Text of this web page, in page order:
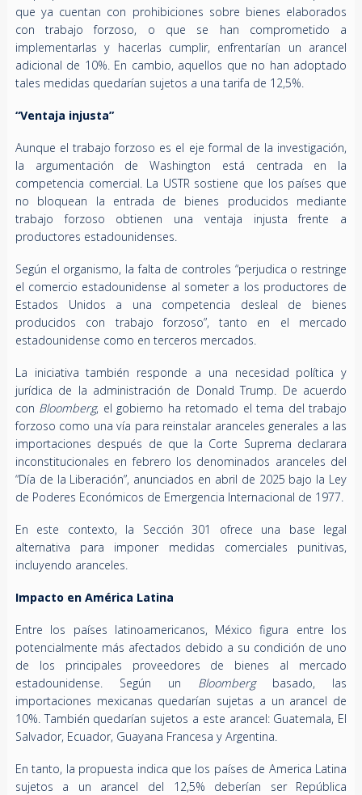
que ya cuentan con prohibiciones sobre bienes elaborados
con trabajo forzoso, o que se han comprometido a
implementarlas y hacerlas cumplir, enfrentarían un arancel
adicional de 10%. En cambio, aquellos que no han adoptado
tales medidas quedarían sujetos a una tarifa de 12,5%.
“Ventaja injusta”
Aunque el trabajo forzoso es el eje formal de la investigación,
la argumentación de Washington está centrada en la
competencia comercial. La USTR sostiene que los países que
no bloquean la entrada de bienes producidos mediante
trabajo forzoso obtienen una ventaja injusta frente a
productores estadounidenses.
Según el organismo, la falta de controles “perjudica o restringe
el comercio estadounidense al someter a los productores de
Estados Unidos a una competencia desleal de bienes
producidos con trabajo forzoso”, tanto en el mercado
estadounidense como en terceros mercados.
La iniciativa también responde a una necesidad política y
jurídica de la administración de Donald Trump. De acuerdo
con Bloomberg, el gobierno ha retomado el tema del trabajo
forzoso como una vía para reinstalar aranceles generales a las
importaciones después de que la Corte Suprema declarara
inconstitucionales en febrero los denominados aranceles del
“Día de la Liberación”, anunciados en abril de 2025 bajo la Ley
de Poderes Económicos de Emergencia Internacional de 1977.
En este contexto, la Sección 301 ofrece una base legal
alternativa para imponer medidas comerciales punitivas,
incluyendo aranceles.
Impacto en América Latina
Entre los países latinoamericanos, México figura entre los
potencialmente más afectados debido a su condición de uno
de los principales proveedores de bienes al mercado
estadounidense. Según un Bloombergbasado, las
importaciones mexicanas quedarían sujetas a un arancel de
10%. También quedarían sujetos a este arancel: Guatemala, El
Salvador, Ecuador, Guayana Francesa y Argentina.
En tanto, la propuesta indica que los países de America Latina
sujetos a un arancel del 12,5% deberían ser República